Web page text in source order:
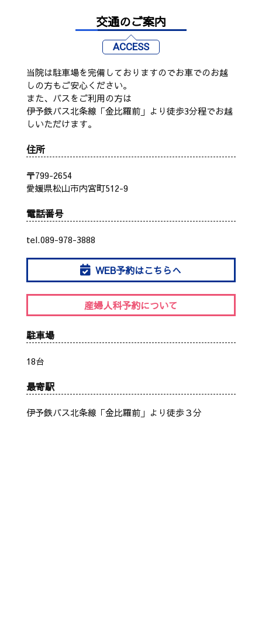
交通のご案内
ACCESS
当院は駐車場を完備しておりますのでお車でのお越
しの方もご安心ください。
また、バスをご利用の方は
伊予鉄バス北条線「金比羅前」より徒歩3分程でお越
しいただけます。
住所
〒799-2654
愛媛県松山市内宮町512-9
電話番号
tel.089-978-3888
WEB予約はこちらへ
産婦人科予約について
駐車場
18台
最寄駅
伊予鉄バス北条線「金比羅前」より徒歩３分